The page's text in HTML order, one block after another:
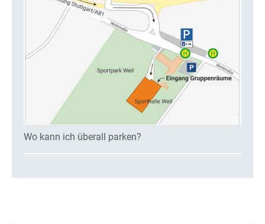
Wo kann ich überall parken?